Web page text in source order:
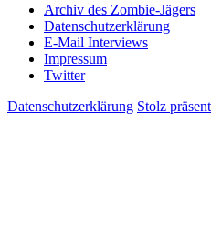
Archiv des Zombie-Jägers
Datenschutzerklärung
E-Mail Interviews
Impressum
Twitter
Datenschutzerklärung Stolz